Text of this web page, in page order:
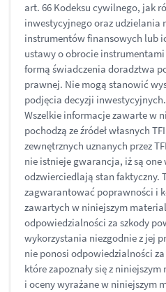
art. 66 Kodeksu cywilnego, jak
inwestycyjnego oraz udzielania
instrumentów finansowych lub
ustawy o obrocie
formą świadczenia doradztwa
prawnej. Nie mogą stanowić
podjęcia decyzji inwestycyjnych.
Wszelkie informacje zawarte w
pochodzą ze źródeł własnych
zewnętrznych uznanych przez
nie istnieje gwarancja, iż są one
odzwierciedlają stan faktyczny.
zagwarantować poprawności i
zawartych w niniejszym
odpowiedzialności za szkody
wykorzystania niezgodnie z jej
nie ponosi odpowiedzialności
które zapoznały się z
i oceny wyrażane w niniejszym